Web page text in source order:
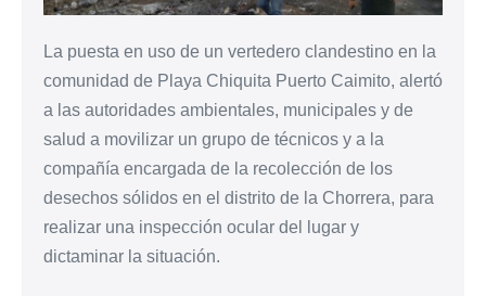
La puesta en uso de un vertedero clandestino en la
comunidad de Playa Chiquita Puerto Caimito, alertó
a las autoridades ambientales, municipales y de
salud a movilizar un grupo de técnicos y a la
compañía encargada de la recolección de los
desechos sólidos en el distrito de la Chorrera, para
realizar una inspección ocular del lugar y
dictaminar la situación.